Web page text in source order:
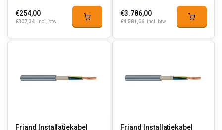
€254,00
€307,34 Incl. btw
€3.786,00
€4.581,06 Incl. btw
Friand Installatiekabel
Friand Installatiekabel